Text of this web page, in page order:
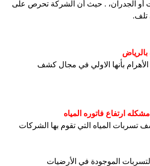
أو الجدران، . حيث أن الشركة تحرص على
تلف.
بأنها الاولي في مجال كشف
ارتفاع فاتوره المياه
تسربات المياه التي تقوم بها الشركات
الموجودة في الأرضيات